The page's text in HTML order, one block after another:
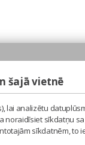
šajā vietnē
lai analizētu
noraidīsiet sīkdatņu
sīkdatnēm,